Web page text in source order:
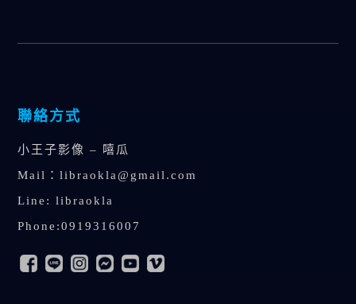
聯絡方式
小王子影像 – 嘻瓜
Mail：libraokla@gmail.com
Line: libraokla
Phone:0919316007